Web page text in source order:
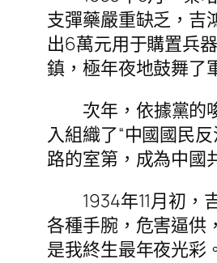
支彈藥嚴重缺乏，吉
出6萬元用于購置兵
鎮，極年夜地鼓舞了
次年，依據黨的
入組織了“中國國民
路的室第，成為中國
1934年11月初
各種手腕，危害逼供
是我終生最年夜光彩